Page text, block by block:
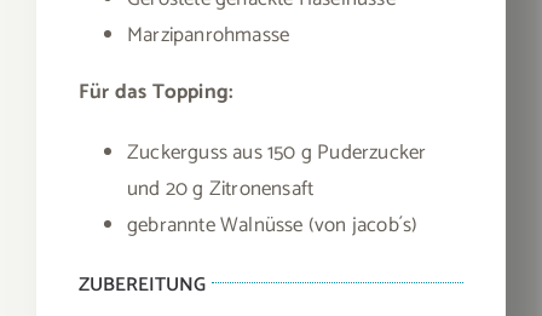
Marzipanrohmasse
Für das Topping:
Zuckerguss aus 150 g Puderzucker
und 20 g Zitronensaft
gebrannte Walnüsse (von jacob´s)
ZUBEREITUNG